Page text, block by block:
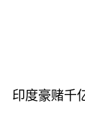
印度豪赌千